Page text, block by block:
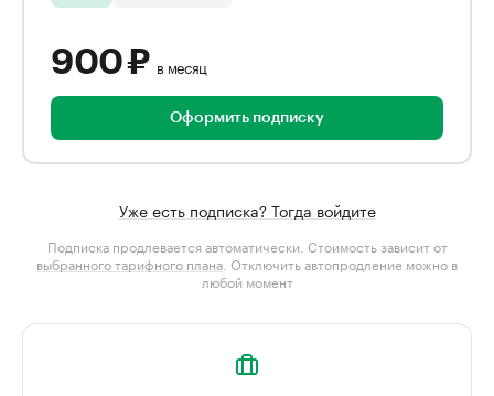
900 ₽ в месяц
Оформить подписку
Уже есть подписка? Тогда войдите
Подписка продлевается автоматически. Стоимость зависит от
выбранного тарифного плана . Отключить автопродление можно в
любой момент